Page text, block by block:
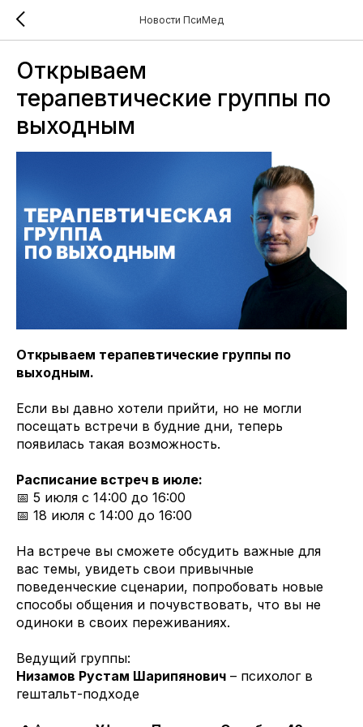
Новости ПсиМед
Открываем
терапевтические группы по
выходным
Открываем терапевтические группы по
выходным.
Если вы давно хотели прийти, но не могли
посещать встречи в будние дни, теперь
появилась такая возможность.
Расписание встреч в июле:
📅 5 июля с 14:00 до 16:00
📅 18 июля с 14:00 до 16:00
На встрече вы сможете обсудить важные для
вас темы, увидеть свои привычные
поведенческие сценарии, попробовать новые
способы общения и почувствовать, что вы не
одиноки в своих переживаниях.
Ведущий группы:
Низамов Рустам Шарипянович – психолог в
гештальт-подходе